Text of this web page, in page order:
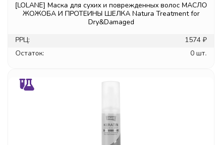
[LOLANE] Маска для сухих и поврежденных волос МАСЛО
ЖОЖОБА И ПРОТЕИНЫ ШЕЛКА Natura Treatment for
Dry&Damaged
РРЦ:
1574 ₽
Остаток:
0 шт.